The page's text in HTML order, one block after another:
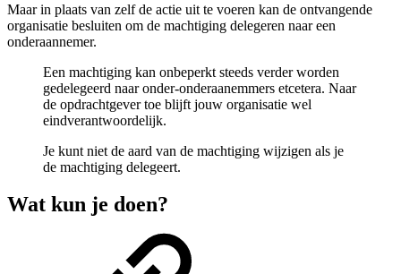
Maar in plaats van zelf de actie uit te voeren kan de ontvangende
organisatie besluiten om de machtiging delegeren naar een
onderaannemer.
Een machtiging kan onbeperkt steeds verder worden
gedelegeerd naar onder-onderaanemmers etcetera. Naar
de opdrachtgever toe blijft jouw organisatie wel
eindverantwoordelijk.
Je kunt niet de aard van de machtiging wijzigen als je
de machtiging delegeert.
Wat kun je doen?